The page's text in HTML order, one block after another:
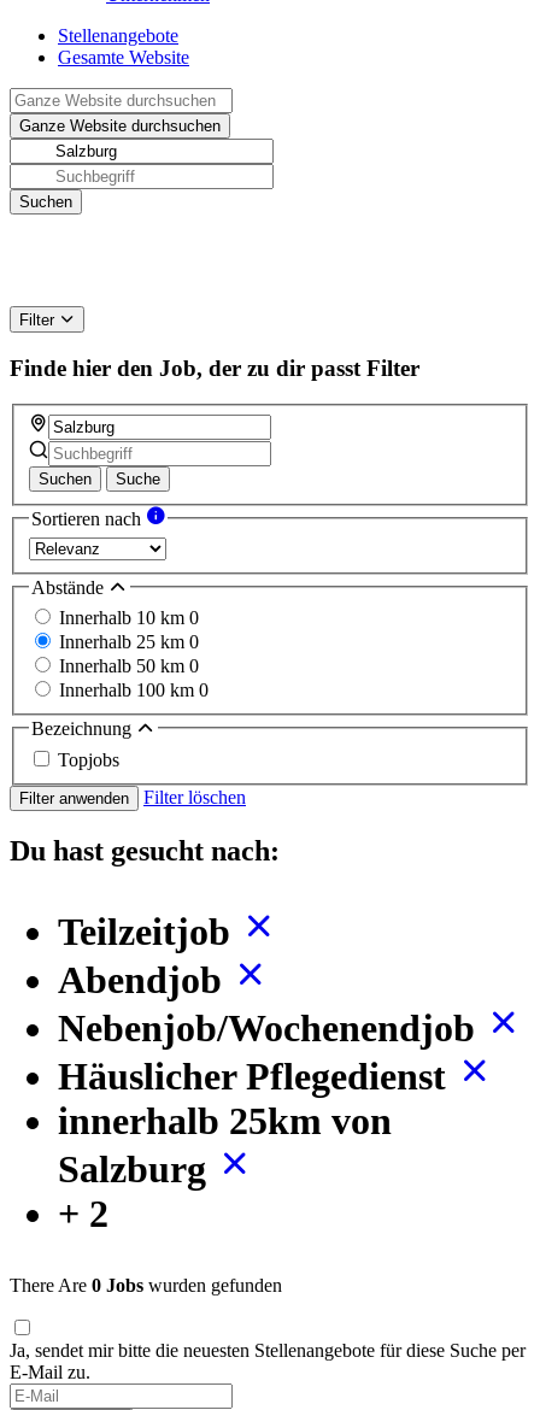
Stellenangebote
Gesamte Website
Filter
Finde hier den Job, der zu dir passt Filter
Suchen Suche
Sortieren nach
Abstände
Innerhalb 10 km 0
Innerhalb 25 km 0
Innerhalb 50 km 0
Innerhalb 100 km 0
Bezeichnung
Topjobs
Filter anwenden Filter löschen
Du hast gesucht nach:
Teilzeitjob
Abendjob
Nebenjob/Wochenendjob
Häuslicher Pflegedienst
innerhalb 25km von
Salzburg
+ 2
There Are 0 Jobs wurden gefunden
Ja, sendet mir bitte die neuesten Stellenangebote für diese Suche per
E-Mail zu.